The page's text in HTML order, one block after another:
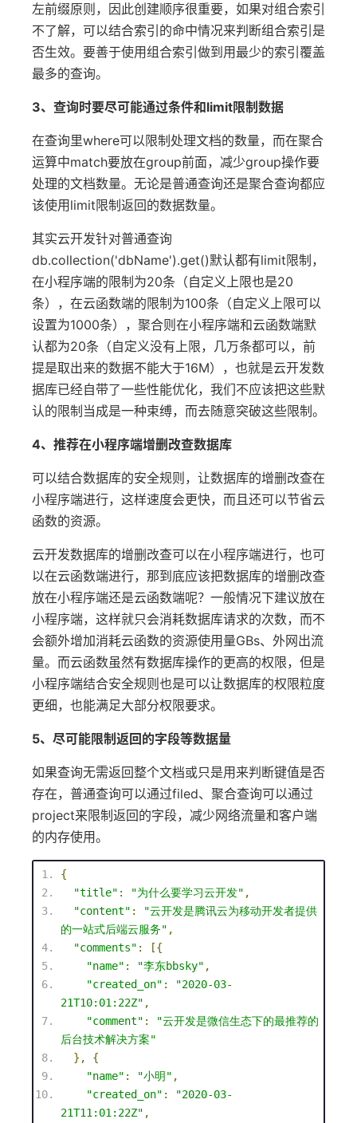
左前缀原则，因此创建顺序很重要，如果对组合索引
不了解，可以结合索引的命中情况来判断组合索引是
否生效。要善于使用组合索引做到用最少的索引覆盖
最多的查询。
3、查询时要尽可能通过条件和limit限制数据
在查询里where可以限制处理文档的数量，而在聚合
运算中match要放在group前面，减少group操作要
处理的文档数量。无论是普通查询还是聚合查询都应
该使用limit限制返回的数据数量。
其实云开发针对普通查询
db.collection('dbName').get()默认都有limit限制，
在小程序端的限制为20条（自定义上限也是20
条），在云函数端的限制为100条（自定义上限可以
设置为1000条），聚合则在小程序端和云函数端默
认都为20条（自定义没有上限，几万条都可以，前
提是取出来的数据不能大于16M），也就是云开发数
据库已经自带了一些性能优化，我们不应该把这些默
认的限制当成是一种束缚，而去随意突破这些限制。
4、推荐在小程序端增删改查数据库
可以结合数据库的安全规则，让数据库的增删改查在
小程序端进行，这样速度会更快，而且还可以节省云
函数的资源。
云开发数据库的增删改查可以在小程序端进行，也可
以在云函数端进行，那到底应该把数据库的增删改查
放在小程序端还是云函数端呢？一般情况下建议放在
小程序端，这样就只会消耗数据库请求的次数，而不
会额外增加消耗云函数的资源使用量GBs、外网出流
量。而云函数虽然有数据库操作的更高的权限，但是
小程序端结合安全规则也是可以让数据库的权限粒度
更细，也能满足大部分权限要求。
5、尽可能限制返回的字段等数据量
如果查询无需返回整个文档或只是用来判断键值是否
存在，普通查询可以通过filed、聚合查询可以通过
project来限制返回的字段，减少网络流量和客户端
的内存使用。
{
"title" : "为什么要学习云开发" ,
"content" :
"云开发是腾讯云为移动开发者提供
的一站式后端云服务" ,
"comments" :
[{
"name" : "李东bbsky" ,
"created_on" :
"2020-03-
21T10:01:22Z" ,
"comment" :
"云开发是微信生态下的最推荐的
后台技术解决方案"
},
{
"name" : "小明" ,
"created_on" :
"2020-03-
21T11:01:22Z" ,